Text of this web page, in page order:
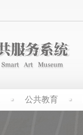
公共教育